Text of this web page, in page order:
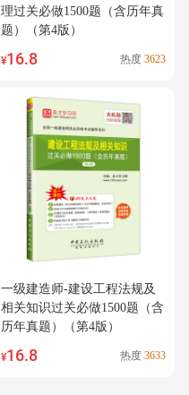
理过关必做1500题（含历年真
题）（第4版）
¥16.8 热度 3623
一级建造师-建设工程法规及
相关知识过关必做1500题（含
历年真题）（第4版）
¥16.8 热度 3633